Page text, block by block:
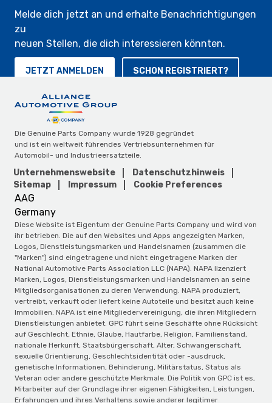
Melde dich jetzt an und erhalte Benachrichtigungen
zu
neuen Stellen, die dich interessieren könnten.
JETZT ANMELDEN SCHON REGISTRIERT?
Die Genuine Parts Company wurde 1928 gegründet
und ist ein weltweit führendes Vertriebsunternehmen für
Automobil- und Industrieersatzteile.
Unternehmenswebsite
Datenschutzhinweis
Sitemap
Impressum Cookie Preferences
AAG
Germany
Diese Website ist Eigentum der Genuine Parts Company und wird von
ihr betrieben. Die auf den Websites und Apps angezeigten Marken,
Logos, Dienstleistungsmarken und Handelsnamen (zusammen die
"Marken") sind eingetragene und nicht eingetragene Marken der
National Automotive Parts Association LLC (NAPA). NAPA lizenziert
Marken, Logos, Dienstleistungsmarken und Handelsnamen an seine
Mitgliedsorganisationen zu deren Verwendung. NAPA produziert,
vertreibt, verkauft oder liefert keine Autoteile und besitzt auch keine
Immobilien. NAPA ist eine Mitgliedervereinigung, die ihren Mitgliedern
Dienstleistungen anbietet. GPC führt seine Geschäfte ohne Rücksicht
auf Geschlecht, Ethnie, Glaube, Hautfarbe, Religion, Familienstand,
nationale Herkunft, Staatsbürgerschaft, Alter, Schwangerschaft,
sexuelle Orientierung, Geschlechtsidentität oder -ausdruck,
genetische Informationen, Behinderung, Militärstatus, Status als
Veteran oder andere geschützte Merkmale. Die Politik von GPC ist es,
Mitarbeiter auf der Grundlage ihrer eigenen Fähigkeiten, Leistungen,
Erfahrungen und ihres Verhaltens sowie anderer legitimer